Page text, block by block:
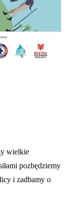
wielkie
pozbędziemy
i zadbamy o